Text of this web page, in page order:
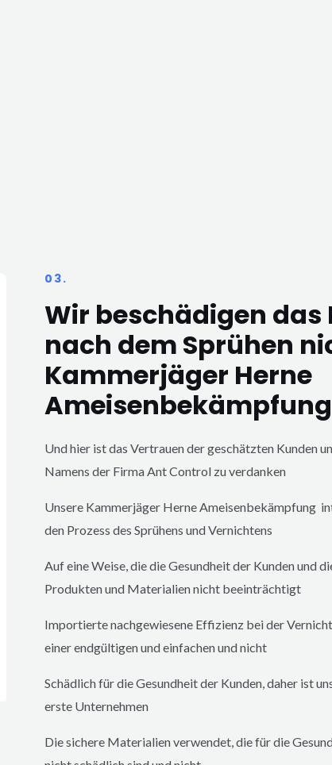
03.
Wir beschädigen das
nach dem Sprühen
Kammerjäger Herne
Ameisenbekämpfung
Und hier ist das Vertrauen der geschätzten Kunden
Namens der Firma Ant Control zu verdanken
Unsere Kammerjäger HerneAmeisenbekämpfung
den Prozess des Sprühens und Vernichtens
Auf eine Weise, die die Gesundheit der Kunden und
Produkten und Materialien nicht beeinträchtigt
Importierte nachgewiesene Effizienz bei der
einer endgültigen und einfachen und nicht
Schädlich für die Gesundheit der Kunden, daher ist
erste Unternehmen
Die sichere Materialien verwendet, die für die